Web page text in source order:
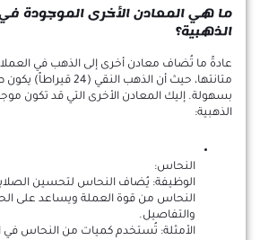
ما هي المعادن الأخرى الموجودة
الذهبية؟
عادةً ما تُضاف معادن أخرى إلى الذهب في
متانتها، حيث أن الذهب
بسهولة. إليك المعادن الأخرى التي قد تكون
الذهبية:
النحاس:
الوظيفة: يُضاف النحاس لتحسين الصلابة
النحاس من قوة العملة ويساعد على
والتفاصيل.
الأمثلة: تُستخدم كميات من النحاس في